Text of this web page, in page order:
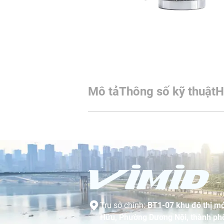
Mô tảThông số kỹ thuật
Trụ sở chính:BT1-07 khu đô thị
Hữu, Phường Dương Nội, thành